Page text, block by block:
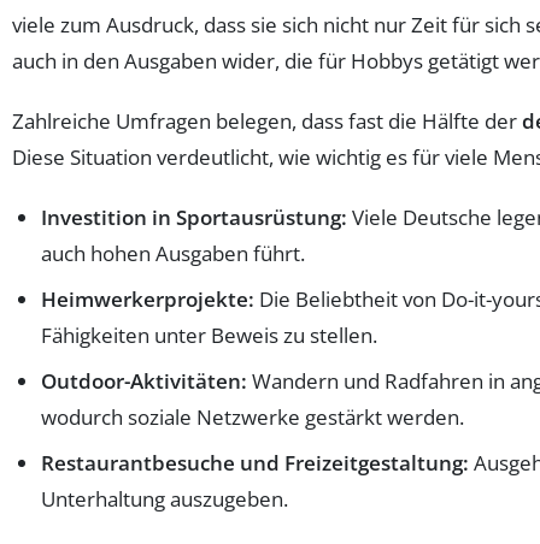
viele zum Ausdruck, dass sie sich nicht nur Zeit für
auch in den Ausgaben wider, die für Hobbys getätigt
Zahlreiche Umfragen belegen, dass fast die Hälfte der
Diese Situation verdeutlicht, wie wichtig es für viele
Investition in Sportausrüstung: Viele Deutsche
auch hohen Ausgaben führt.
Heimwerkerprojekte: Die Beliebtheit von Do-it-
Fähigkeiten unter Beweis zu stellen.
Outdoor-Aktivitäten: Wandern und Radfahren in
wodurch soziale Netzwerke gestärkt werden.
Restaurantbesuche und Freizeitgestaltung:
Unterhaltung auszugeben.